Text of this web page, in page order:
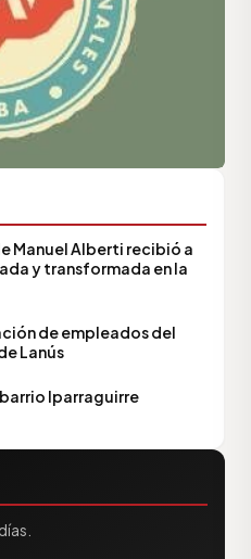
Manuel Alberti recibió a
y transformada en la
de empleados del
Lanús
Iparraguirre